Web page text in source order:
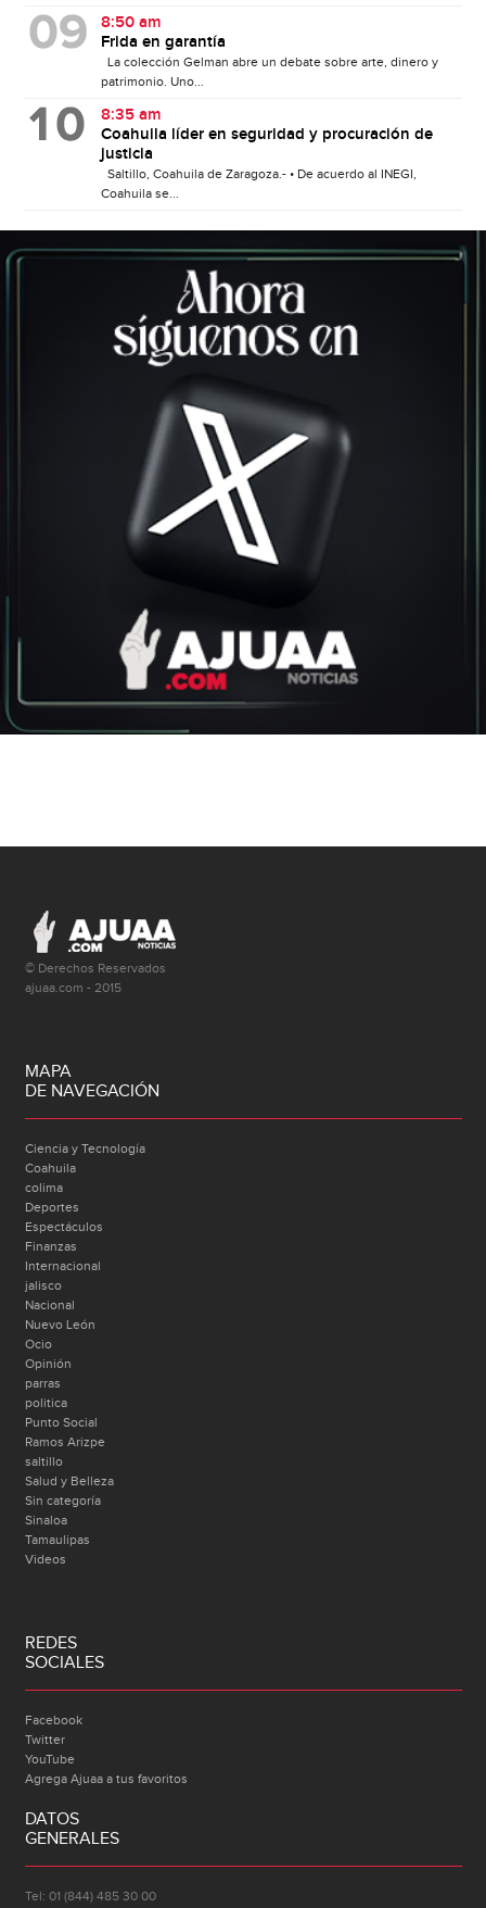
8:50 am
Frida en garantía
La colección Gelman abre un debate sobre arte, dinero y
patrimonio. Uno...
8:35 am
Coahuila líder en seguridad y procuración de
justicia
Saltillo, Coahuila de Zaragoza.- • De acuerdo al INEGI,
Coahuila se...
© Derechos Reservados
ajuaa.com - 2015
MAPA
DE NAVEGACIÓN
Ciencia y Tecnología
Coahuila
colima
Deportes
Espectáculos
Finanzas
Internacional
jalisco
Nacional
Nuevo León
Ocio
Opinión
parras
politica
Punto Social
Ramos Arizpe
saltillo
Salud y Belleza
Sin categoría
Sinaloa
Tamaulipas
Videos
REDES
SOCIALES
Facebook
Twitter
YouTube
Agrega Ajuaa a tus favoritos
DATOS
GENERALES
Tel: 01 (844) 485 30 00